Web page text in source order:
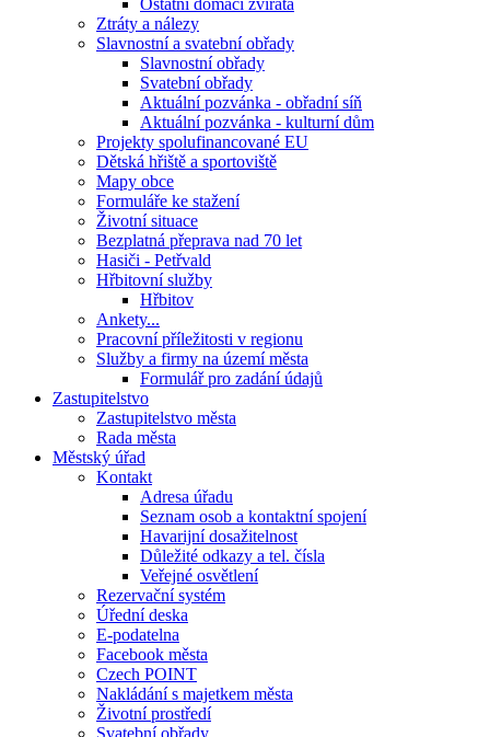
Ostatní domácí zvířata
Ztráty a nálezy
Slavnostní a svatební obřady
Slavnostní obřady
Svatební obřady
Aktuální pozvánka - obřadní síň
Aktuální pozvánka - kulturní dům
Projekty spolufinancované EU
Dětská hřiště a sportoviště
Mapy obce
Formuláře ke stažení
Životní situace
Bezplatná přeprava nad 70 let
Hasiči - Petřvald
Hřbitovní služby
Hřbitov
Ankety...
Pracovní příležitosti v regionu
Služby a firmy na území města
Formulář pro zadání údajů
Zastupitelstvo
Zastupitelstvo města
Rada města
Městský úřad
Kontakt
Adresa úřadu
Seznam osob a kontaktní spojení
Havarijní dosažitelnost
Důležité odkazy a tel. čísla
Veřejné osvětlení
Rezervační systém
Úřední deska
E-podatelna
Facebook města
Czech POINT
Nakládání s majetkem města
Životní prostředí
Svatební obřady